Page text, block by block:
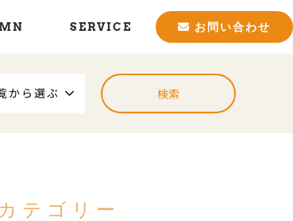
SERVICE お問い合わせ
から選ぶ
カテゴリー